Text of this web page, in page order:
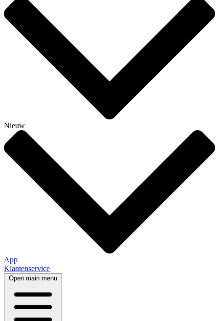
Nieuw
App
Klantenservice
Open main menu